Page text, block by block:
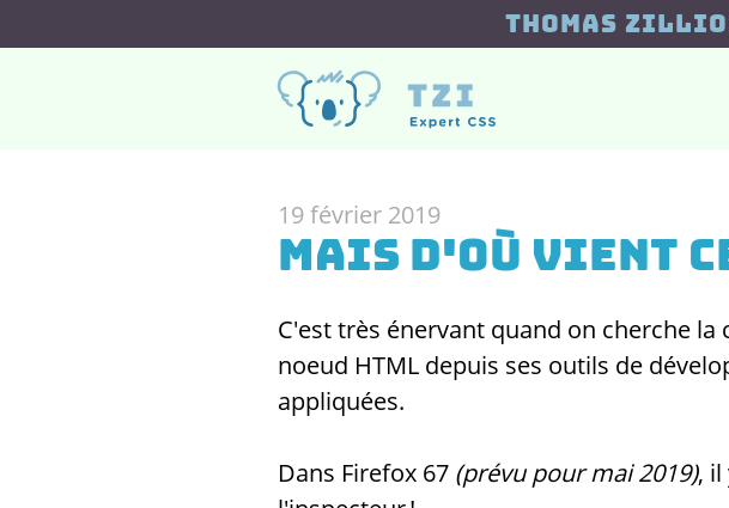
Thomas
19 février 2019
Mais d'où vient
C'est très énervant quand on cherche
noeud HTML depuis ses outils de
appliquées.
Dans Firefox 67 (prévu pour mai 2019), il